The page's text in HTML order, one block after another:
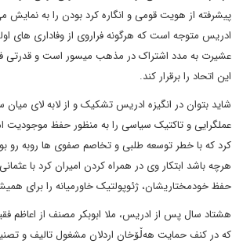
پیشرفته از هویت قومی و انگاره کرد بودن را به نمایش
ادریس متوجه است که هرگونه فراروی از وفاداری های
عشیرت به مدد اشتراک در مذهب میسور است و قدرتی
این اتحاد را برقرار کند.
شاید بتوان در انگیزه ادریس تشکیک و از لابه لای
عملگرایی و تاکتیک سیاسی را به منظور حفظ موجودیت
کرد که با خطر توسعه طلبی و تخاصم صفوی ها روبه رو
هرچه باشد ابتکار وی در همراه کردن امیران کرد با
حفظ خودمختاریشان، ژئوپولتیک خاورمیانه را برای
هشتاد سال پس از‌ ادریس، ملا ابوبکر مصنف از اعاظم
که در کنف حمایت هەڵۆخان اردلان مشغول تالیف و